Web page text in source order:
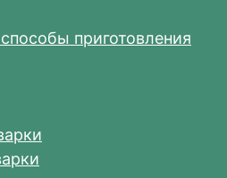
приготовления